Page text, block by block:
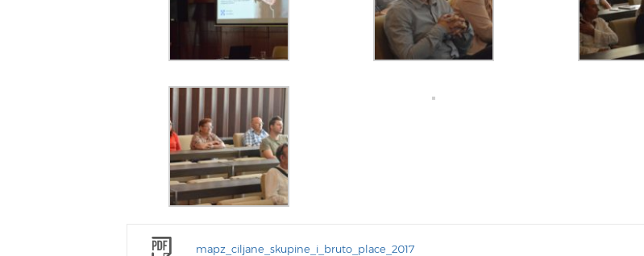
mapz_ciljane_skupine_i_bruto_place_2017